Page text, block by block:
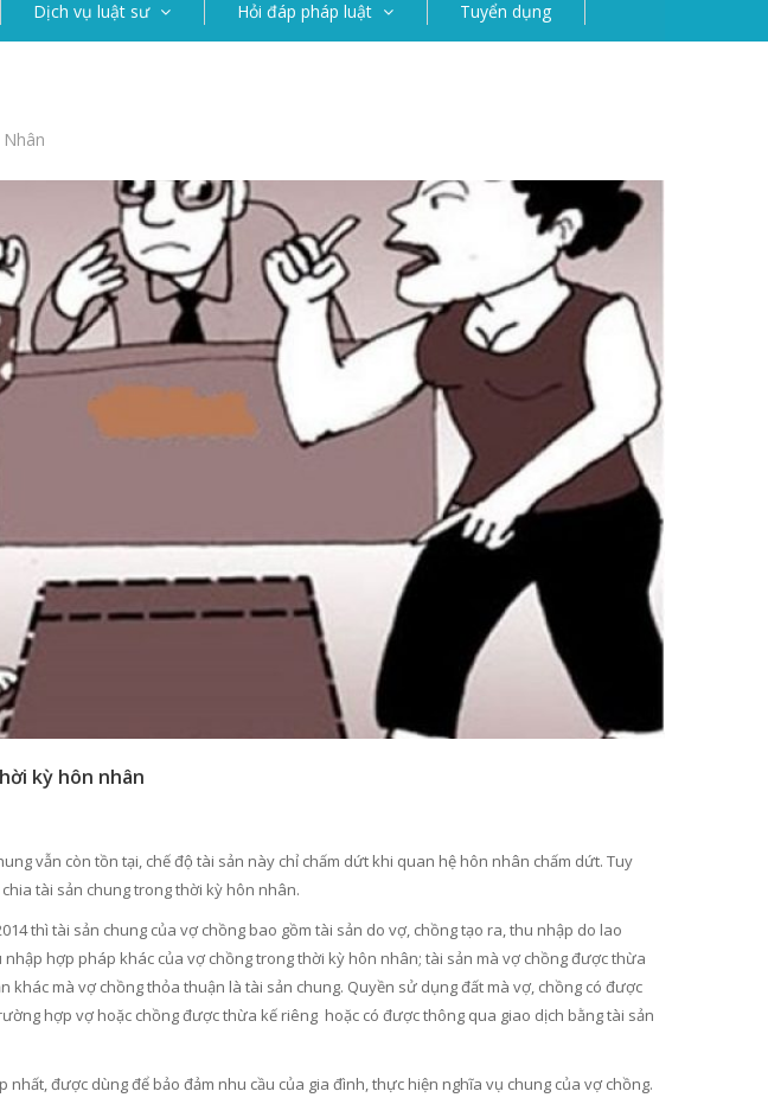
Dịch vụ luật sư Hỏi đáp pháp luật Tuyển dụng
kỳ hôn nhân
vẫn còn tồn tại, chế độ tài sản này chỉ chấm dứt khi quan hệ hôn nhân chấm dứt. Tuy
tài sản chung trong thời kỳ hôn nhân.
thì tài sản chung của vợ chồng bao gồm tài sản do vợ, chồng tạo ra, thu nhập do lao
hợp pháp khác của vợ chồng trong thời kỳ hôn nhân; tài sản mà vợ chồng được thừa
khác mà vợ chồng thỏa thuận là tài sản chung. Quyền sử dụng đất mà vợ, chồng có được
hợp vợ hoặc chồng được thừa kế riêng hoặc có được thông qua giao dịch bằng tài sản
được dùng để bảo đảm nhu cầu của gia đình, thực hiện nghĩa vụ chung của vợ chồng.